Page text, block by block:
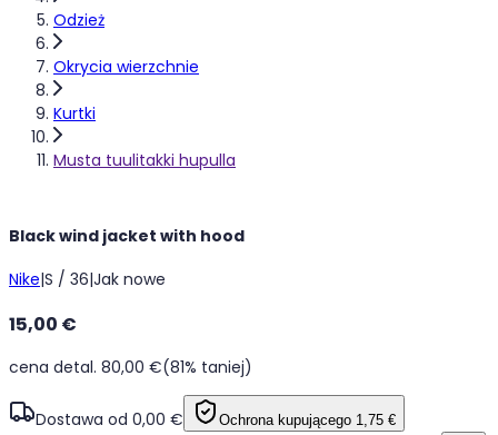
Odzież
Okrycia wierzchnie
Kurtki
Musta tuulitakki hupulla
Black wind jacket with hood
Nike|S / 36|Jak nowe
15,00 €
cena detal. 80,00 €(81% taniej)
Dostawa od 0,00 € Ochrona kupującego 1,75 €